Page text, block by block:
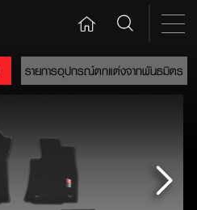
รายการอุปกรณ์ตกแต่งจากพันธมิตร